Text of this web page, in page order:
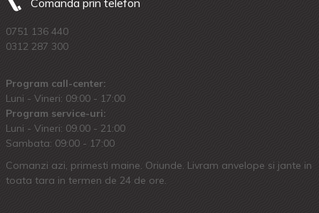
0751 136 440
0312 287 300
Program call-center:
Luni - Vineri: 09:00 - 17:00
Program service-uri:
Luni - Vineri: 09.00 - 21:00
Sambata: 09:00 - 17:00
Comanzi azi, primesti maine. Oriunde. Livram anvelope si jante in
toata tara in termen de 24 de ore.